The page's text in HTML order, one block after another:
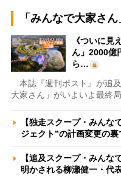
「みんなで大家さ
《ついに見
ん」2000億
ら…
本誌『週刊ポスト』が追
大家さん」がいよいよ最終
【独走スクープ・みんな
ジェクト”の計画変更の
【追及スクープ・みんな
明かされる柳瀬健一・代